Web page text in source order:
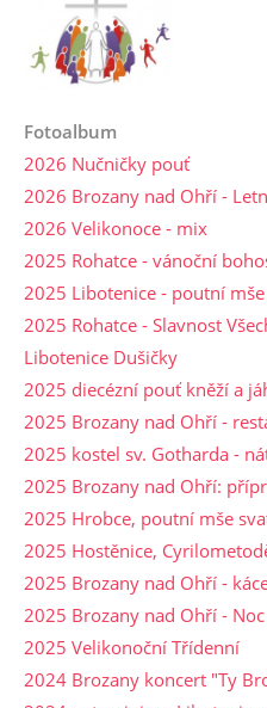
Fotoalbum
2026 Nučničky pouť
2026 Brozany nad Ohří -
2026 Velikonoce - mix
2025 Rohatce - vánoční
2025 Libotenice - poutní
2025 Rohatce - Slavnost
Libotenice Dušičky
2025 diecézní pouť kněží a
2025 Brozany nad Ohří -
2025 kostel sv. Gotharda -
2025 Brozany nad Ohří:
2025 Hrobce, poutní mše
2025 Hostěnice,
2025 Brozany nad Ohří -
2025 Brozany nad Ohří -
2025 Velikonoční Třídenní
2024 Brozany koncert "Ty